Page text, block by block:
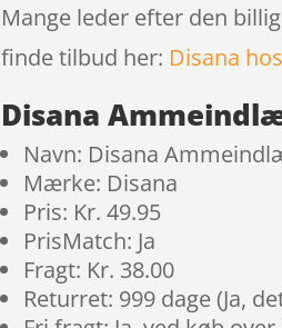
Mange leder efter den
finde tilbud her: Disana
Disana
Navn: Disana
Mærke: Disana
Pris: Kr. 49.95
PrisMatch: Ja
Fragt: Kr. 38.00
Returret: 999 dage (Ja,